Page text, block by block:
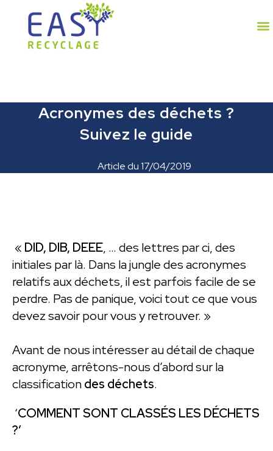
Acronymes des déchets ?
Suivez le guide
Article du17/04/2019
« DID, DIB, DEEE, … des lettres par ci, des
initiales par là. Dans la jungle des acronymes
relatifs aux déchets, il est parfois facile de se
perdre. Pas de panique, voici tout ce que vous
devez savoir pour vous y retrouver. »
Avant de nous intéresser au détail de chaque
acronyme, arrêtons-nous d’abord sur la
classificationdes déchets.
‘COMMENT SONT CLASSÉS LES DÉCHETS
?’